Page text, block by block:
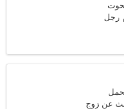
رجل
عن زوج